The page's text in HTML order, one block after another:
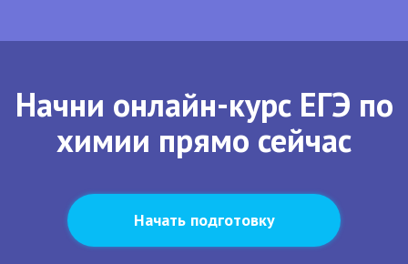
Начни онлайн-курс ЕГЭ по
химии прямо сейчас
Начать подготовку